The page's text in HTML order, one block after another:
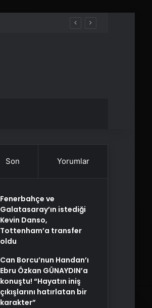
Son Yorumlar
Fenerbahçe ve
Galatasaray’ın istediği
Kevin Danso,
Tottenham’a transfer
oldu
Can Borcu’nun Handan’ı
Ebru Özkan GÜNAYDIN’a
konuştu! “Hayatın iniş
çıkışlarını hatırlatan bir
karakter”